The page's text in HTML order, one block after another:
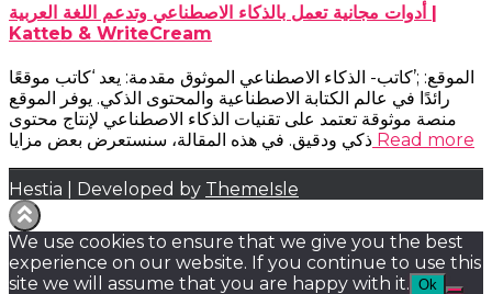
أدوات مجانية تعمل بالذكاء الاصطناعي وتدعم اللغة العربية |
Katteb & WriteCream
الموقع: ;’كاتب- الذكاء الاصطناعي الموثوق مقدمة: يعد ‘كاتب موقعًا
رائدًا في عالم الكتابة الاصطناعية والمحتوى الذكي. يوفر الموقع
منصة موثوقة تعتمد على تقنيات الذكاء الاصطناعي لإنتاج محتوى
ذكي ودقيق. في هذه المقالة، سنستعرض بعض مزايا Read more
Hestia | Developed by ThemeIsle
We use cookies to ensure that we give you the best
experience on our website. If you continue to use this
site we will assume that you are happy with it. Ok